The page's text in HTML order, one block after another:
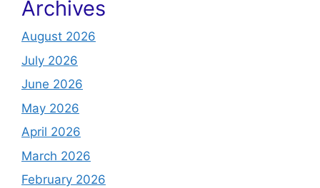
Archives
August 2026
July 2026
June 2026
May 2026
April 2026
March 2026
February 2026